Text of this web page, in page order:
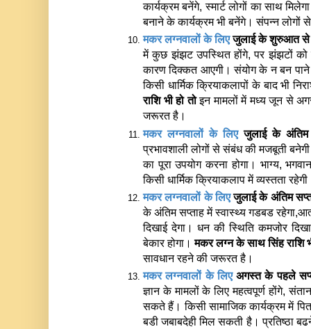
कार्यक्रम बनेंगे, स्मार्ट लोगों का साथ
बनाने के कार्यक्रम भी बनेंगे। संपन्न लोगों से
मकर लग्नवालों के लिए जुलाई के शुरुआत से
में कुछ झंझट उपस्थित होंगे, पर झंझटों को
कारण दिक्कत आएगी। संयोग के न बन
किसी धार्मिक क्रियाकलापों के बाद भी
राशि भी हो तो इन मामलों में मध्य जून से
जरूरत है।
मकर लग्नवालों के लिए
प्रभावशाली लोगों से संबंध की मजबूती
का पूरा उपयोग करना होगा। भाग्य,
किसी धार्मिक क्रियाकलाप में व्यस्तता
मकर लग्नवालों के लिए जुलाई के अंतिम
के अंतिम सप्ताह में स्वास्थ्य गडबड
दिखाई देगा। धन की स्थिति कमजोर
बेकार होगा। मकर लग्न के साथ सिंह राशि
सावधान रहने की जरूरत है।
मकर लग्नवालों के लिए अगस्त के पहले
ज्ञान के मामलों के लिए महत्वपूर्ण होंगे,
सकते हैं। किसी सामाजिक कार्यक्रम में पिता
बडी जबाबदेही मिल सकती है। प्रतिष्ठा